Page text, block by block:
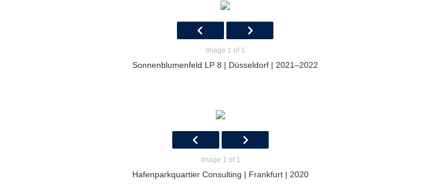
Image 1 of 1
Sonnenblumenfeld LP 8 | Düsseldorf | 2021–2022
Image 1 of 1
Hafenparkquartier Consulting | Frankfurt | 2020